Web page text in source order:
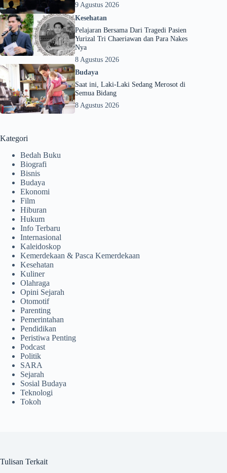
9 Agustus 2026
Kesehatan
Pelajaran Bersama Dari Tragedi Pasien
Yurizal Tri Chaeriawan dan Para Nakes
Nya
8 Agustus 2026
Budaya
Saat ini, Laki-Laki Sedang Merosot di
Semua Bidang
8 Agustus 2026
Kategori
Bedah Buku
Biografi
Bisnis
Budaya
Ekonomi
Film
Hiburan
Hukum
Info Terbaru
Internasional
Kaleidoskop
Kemerdekaan & Pasca Kemerdekaan
Kesehatan
Kuliner
Olahraga
Opini Sejarah
Otomotif
Parenting
Pemerintahan
Pendidikan
Peristiwa Penting
Podcast
Politik
SARA
Sejarah
Sosial Budaya
Teknologi
Tokoh
Tulisan Terkait